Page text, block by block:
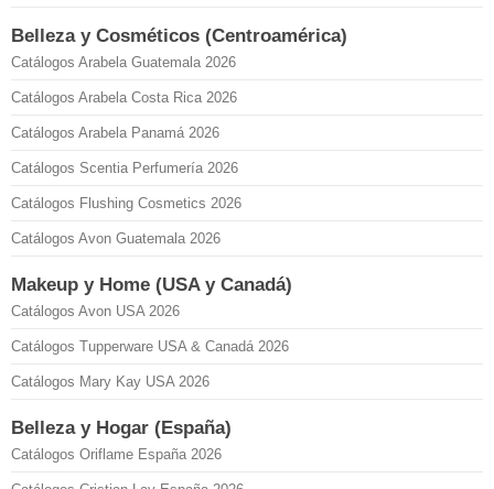
Belleza y Cosméticos (Centroamérica)
Catálogos Arabela Guatemala 2026
Catálogos Arabela Costa Rica 2026
Catálogos Arabela Panamá 2026
Catálogos Scentia Perfumería 2026
Catálogos Flushing Cosmetics 2026
Catálogos Avon Guatemala 2026
Makeup y Home (USA y Canadá)
Catálogos Avon USA 2026
Catálogos Tupperware USA & Canadá 2026
Catálogos Mary Kay USA 2026
Belleza y Hogar (España)
Catálogos Oriflame España 2026